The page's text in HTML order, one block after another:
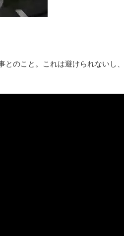
ィギュアなどが当たる記念くじが登
んじゃん
ます(若干ネタバレあり) 26/07/25
のこと。これは避けられないし、